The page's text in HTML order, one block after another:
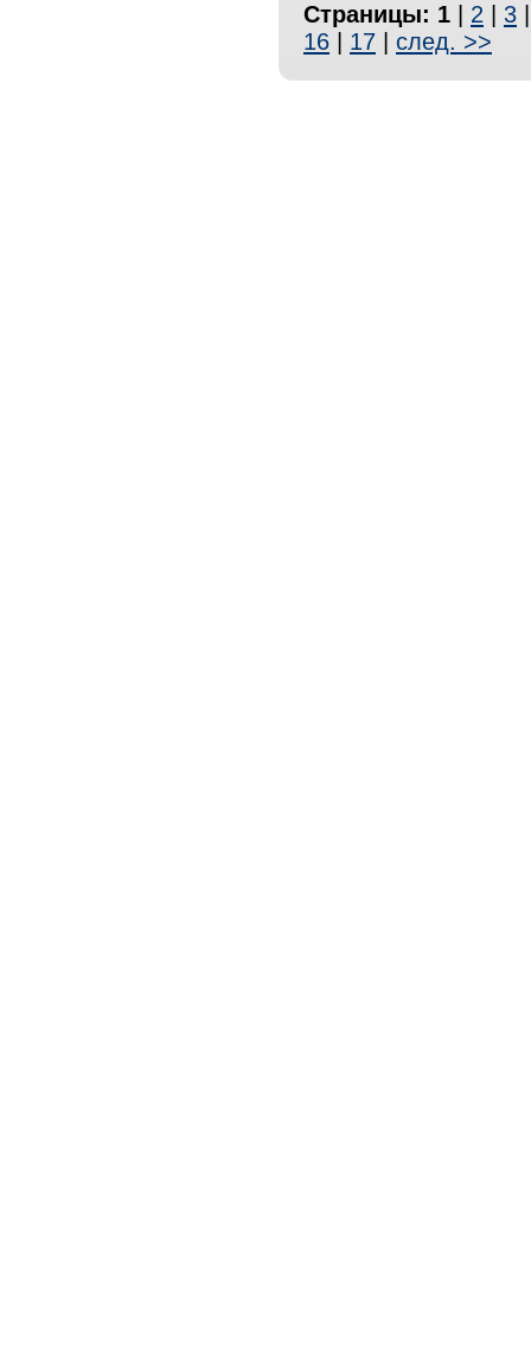
Страницы: 1 2 3
16
17 след. >>